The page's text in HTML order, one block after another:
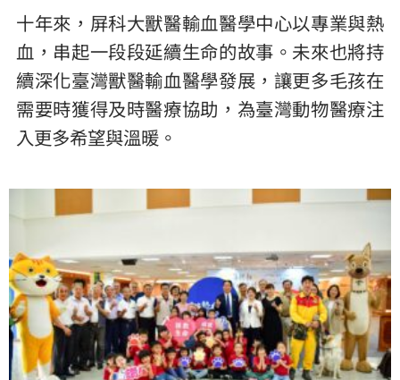
十年來，屏科大獸醫輸血醫學中心以專業與熱
血，串起一段段延續生命的故事。未來也將持
續深化臺灣獸醫輸血醫學發展，讓更多毛孩在
需要時獲得及時醫療協助，為臺灣動物醫療注
入更多希望與溫暖。